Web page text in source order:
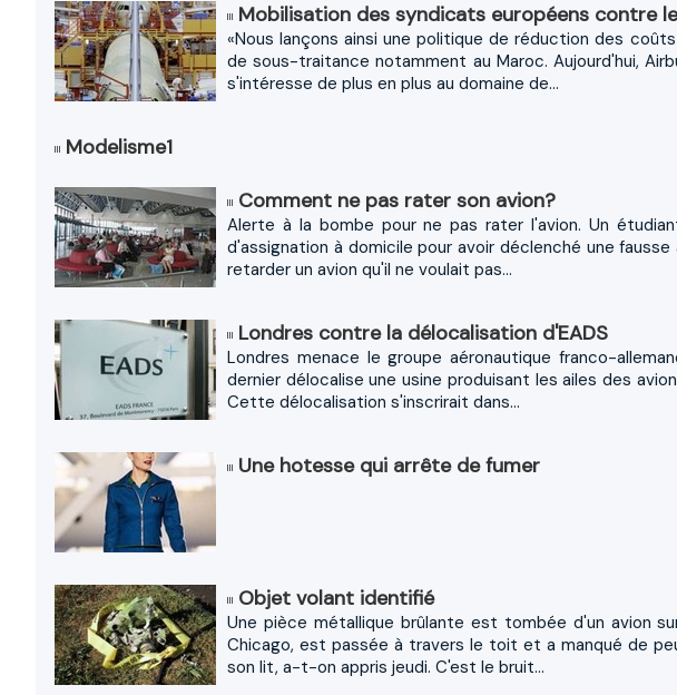
Mobilisation des syndicats européens contre
«Nous lançons ainsi une politique de réduction des
de sous-traitance notamment au Maroc. Aujourd'hui,
s'intéresse de plus en plus au domaine de...
Modelisme1
Comment ne pas rater son avion?
Alerte à la bombe pour ne pas rater l'avion. Un
d'assignation à domicile pour avoir déclenché une
retarder un avion qu'il ne voulait pas...
Londres contre la délocalisation d'EADS
Londres menace le groupe aéronautique franco-
dernier délocalise une usine produisant les ailes des
Cette délocalisation s'inscrirait dans...
Une hotesse qui arrête de fumer
Objet volant identifié
Une pièce métallique brûlante est tombée d'un avion
Chicago, est passée à travers le toit et a manqué de
son lit, a-t-on appris jeudi. C'est le bruit...